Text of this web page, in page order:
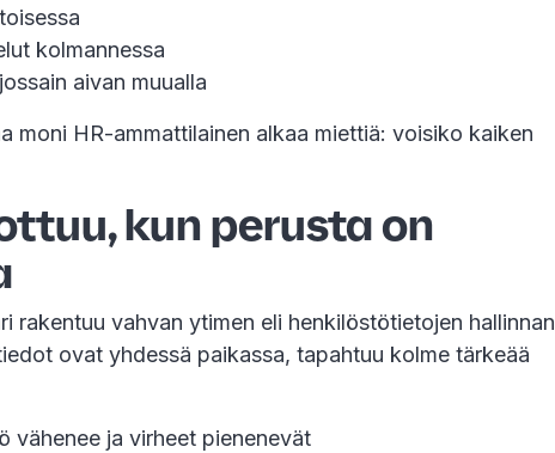
kolmannessa
aivan muualla
moni HR-ammattilainen alkaa miettiä: voisiko kaiken
kun perusta on
rakentuu vahvan ytimen eli henkilöstötietojen hallinnan
ovat yhdessä paikassa, tapahtuu kolme tärkeää
vähenee ja virheet pienenevät